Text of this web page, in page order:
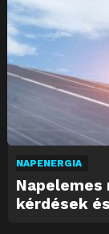
NAPENERGIA
kérdések